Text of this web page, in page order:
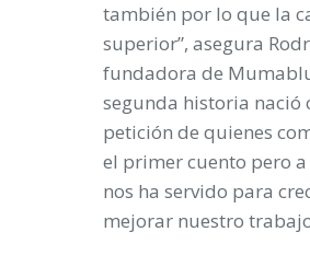
también por lo que la
superior”, asegura
fundadora de
segunda historia nació
petición de quienes
el primer cuento pero
nos ha servido para
mejorar nuestro